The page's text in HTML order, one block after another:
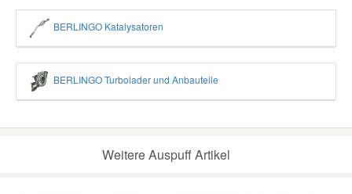
BERLINGO Katalysatoren
BERLINGO Turbolader und Anbauteile
Weitere Auspuff Artikel